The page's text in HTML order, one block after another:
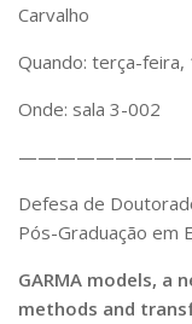
Defesa de Teses
Carvalho
Quando: terça-
Onde: sala 3-002
Defesa de
Pós-Graduação em
GARMA models, a
methods and